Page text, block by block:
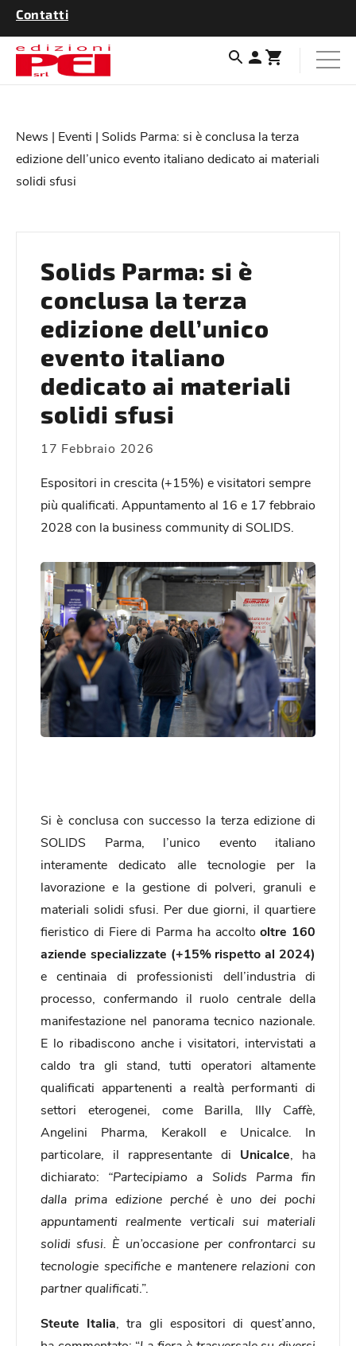
Contatti
News | Eventi | Solids Parma: si è conclusa la terza
edizione dell’unico evento italiano dedicato ai materiali
solidi sfusi
Solids Parma: si è
conclusa la terza
edizione dell’unico
evento italiano
dedicato ai materiali
solidi sfusi
17 Febbraio 2026
Espositori in crescita (+15%) e visitatori sempre
più qualificati. Appuntamento al 16 e 17 febbraio
2028 con la business community di SOLIDS.
Si è conclusa con successo la terza edizione di
SOLIDS Parma, l’unico evento italiano
interamente dedicato alle tecnologie per la
lavorazione e la gestione di polveri, granuli e
materiali solidi sfusi. Per due giorni, il quartiere
fieristico di Fiere di Parma ha accoltooltre 160
aziende specializzate (+15% rispetto al 2024)
e centinaia di professionisti dell’industria di
processo, confermando il ruolo centrale della
manifestazione nel panorama tecnico nazionale.
E lo ribadiscono anche i visitatori, intervistati a
caldo tra gli stand, tutti operatori altamente
qualificati appartenenti a realtà performanti di
settori eterogenei, come Barilla, Illy Caffè,
Angelini Pharma, Kerakoll e Unicalce. In
particolare, il rappresentante di Unicalce , ha
dichiarato: “Partecipiamo a Solids Parma fin
dalla prima edizione perché è uno dei pochi
appuntamenti realmente verticali sui materiali
solidi sfusi. È un’occasione per confrontarci su
tecnologie specifiche e mantenere relazioni con
partner qualificati.”.
Steute Italia , tra gli espositori di quest’anno,